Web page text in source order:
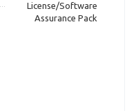
License/Software
Assurance Pack